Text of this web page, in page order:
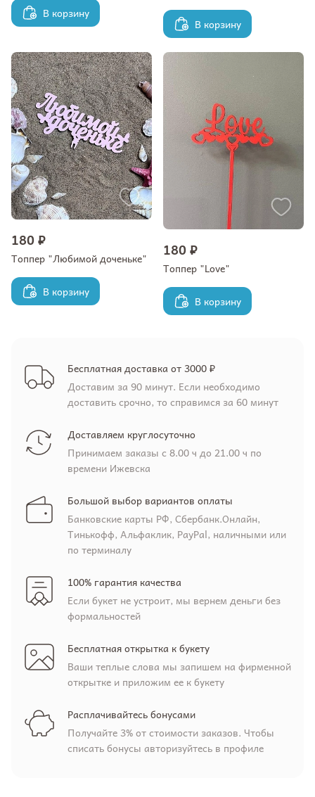
В корзину
В корзину
180 ₽
Топпер "Любимой доченьке"
В корзину
180 ₽
Топпер "Love"
В корзину
Бесплатная доставка от 3000 ₽
Доставим за 90 минут. Если необходимо
доставить срочно, то справимся за 60 минут
Доставляем круглосуточно
Принимаем заказы с 8.00 ч до 21.00 ч по
времени Ижевска
Большой выбор вариантов оплаты
Банковские карты РФ, Сбербанк.Онлайн,
Тинькофф, Альфаклик, PayPal, наличными или
по терминалу
100% гарантия качества
Если букет не устроит, мы вернем деньги без
формальностей
Бесплатная открытка к букету
Ваши теплые слова мы запишем на фирменной
открытке и приложим ее к букету
Расплачивайтесь бонусами
Получайте 3% от стоимости заказов. Чтобы
списать бонусы авторизуйтесь в профиле